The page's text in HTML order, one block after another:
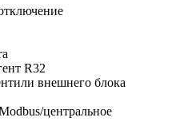
R32
внешнего блока
центральное